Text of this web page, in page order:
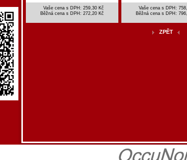
Vaše cena s DPH: 259,30 Kč
Běžná cena s DPH: 272,20 Kč
Vaše cena s DPH:
Běžná cena s DPH:
ZPĚT